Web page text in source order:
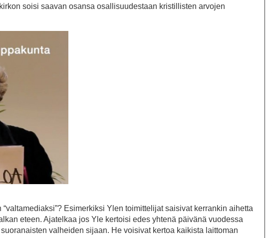
soisi saavan osansa osallisuudestaan kristillisten arvojen
Esimerkiksi Ylen toimittelijat saisivat kerrankin aihetta
eteen. Ajatelkaa jos Yle kertoisi edes yhtenä päivänä vuodessa
valheiden sijaan. He voisivat kertoa kaikista laittoman